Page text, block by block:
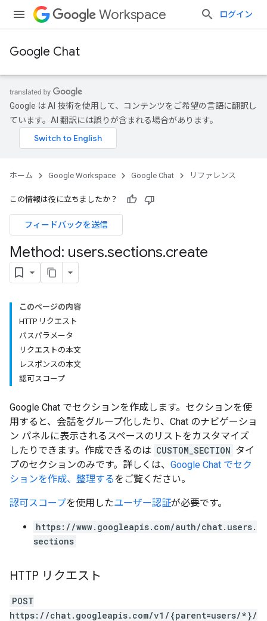
Workspace ログイン
Google Chat
Google は AI 技術を使用して、コンテンツをご希望の言語に翻訳し
ています。AI 翻訳には誤りが含まれる場合があります。
ホーム Google Workspace Google Chat リファレンス
この情報は役に立ちましたか？
フィードバックを送信
Method: users.sections.create
このページの内容
HTTP リクエスト
パスパラメータ
リクエストの本文
レスポンスの本文
認可スコープ
Google Chat でセクションを作成します。セクションを使
用すると、会話をグループ化したり、Chat のナビゲーショ
ン パネルに表示されるスペースのリストをカスタマイズ
したりできます。作成できるのは CUSTOM_SECTION タイ
プのセクションのみです。詳しくは、 Google Chat でセク
ションを作成、整理するをご覧ください。
認可スコープを使用したユーザー認証が必要です。
https://www.googleapis.com/auth/chat.users.
sections
HTTP リクエスト
POST
https://chat.googleapis.com/v1/{parent=users/*}/